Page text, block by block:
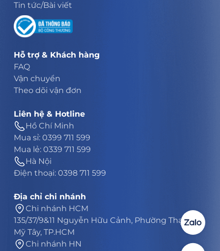
Tin tức/Bài viết
Hỗ trợ & Khách hàng
FAQ
Vận chuyển
Theo dõi vận đơn
Liên hệ & Hotline
Hồ Chí Minh
Mua sỉ: 0399 711 599
Mua lẻ: 0339 711 599
Hà Nội
Điện thoại: 0398 711 599
Địa chỉ chi nhánh
Chi nhánh HCM
135/37/9&11 Nguyễn Hữu Cảnh, Phường Thạnh
Mỹ Tây, TP.HCM
Chi nhánh HN